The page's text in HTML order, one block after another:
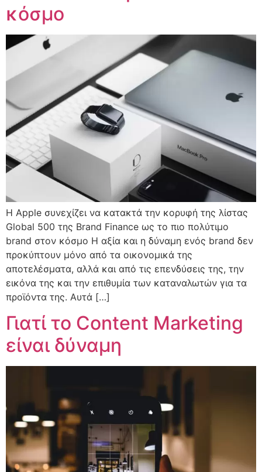
κόσμο
Η Apple συνεχίζει να κατακτά την κορυφή της λίστας
Global 500 της Brand Finance ως το πιο πολύτιμο
brand στον κόσμο Η αξία και η δύναμη ενός brand δεν
προκύπτουν μόνο από τα οικονομικά της
αποτελέσματα, αλλά και από τις επενδύσεις της, την
εικόνα της και την επιθυμία των καταναλωτών για τα
προϊόντα της. Αυτά […]
Γιατί το Content Marketing
είναι δύναμη